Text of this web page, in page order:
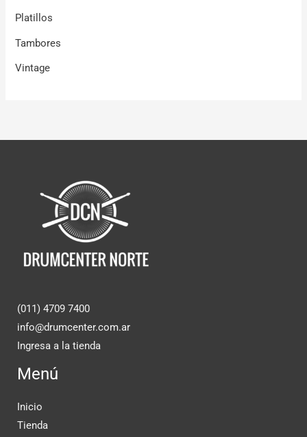
Platillos
Tambores
Vintage
(011) 4709 7400
info@drumcenter.com.ar
Ingresa a la tienda
Menú
Inicio
Tienda